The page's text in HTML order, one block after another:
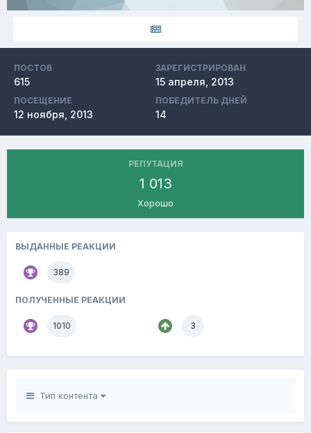
ПОСТОВ
615
ЗАРЕГИСТРИРОВАН
15 апреля, 2013
ПОСЕЩЕНИЕ
12 ноября, 2013
ПОБЕДИТЕЛЬ ДНЕЙ
14
РЕПУТАЦИЯ
1 013
Хорошо
ВЫДАННЫЕ РЕАКЦИИ
389
ПОЛУЧЕННЫЕ РЕАКЦИИ
1010 3
Тип контента